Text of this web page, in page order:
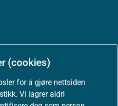
(cookies)
for å gjøre nettsiden
Vi lagrer aldri